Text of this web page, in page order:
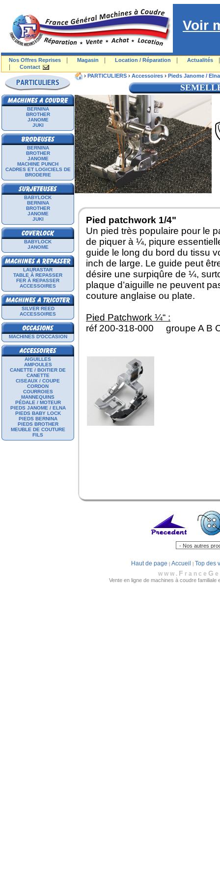
Voir
Nos Offres Reprises Magasin Location / Réparation Actualités
Contact
BERNINA
BROTHER
JANOME
JUKI
BERNINA
BROTHER
JANOME
MACHINE PUNCH
CADRES ET LOGICIELS DE
BRODERIE
BABYLOCK
BERNINA
BROTHER
JANOME
JUKI
BABYLOCK
JANOME
LAURASTAR
TABLE À REPASSER
FER À REPASSER
ACCESSOIRES
SILVER REED
ACCESSOIRES
MACHINES D'OCCASION
AIGUILLES
AMPOULES
CANETTE / BOITIER DE
CANETTE
CISEAUX / COUPE
CORDON
COURROIES
MANNEQUINS
PÉDALE / MOTEUR
PIEDS JANOME / ELNA
PIEDS BABY LOCK
PIEDS BERNINA
PIEDS BROTHER
MEUBLE DE COUTURE
FILS
› PARTICULIERS › Accessoires › Pieds Janome / Elna
Pied patchwork 1/4"
Un pied très populaire pour le
de piquer à ¼, piqure
guide le long du bord du tissu
inch de large. Le guide peut
désire une surpiqûre de ¼,
plaque d’aiguille ne peuvent
couture anglaise ou plate.
Pied Patchwork ¼“ :
réf 200-318-000 groupe A B
Haut de page Accueil
Top des
www. F rance G
Vente en ligne de machines à coudre